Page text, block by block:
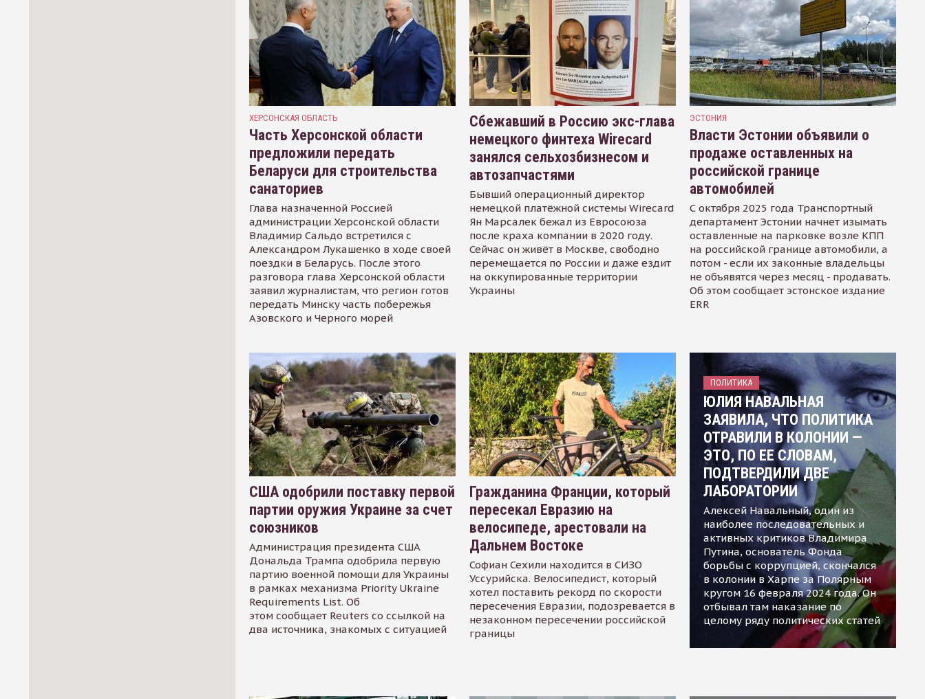
ХЕРСОНСКАЯ ОБЛАСТЬ
Часть Херсонской области
предложили передать
Беларуси для строительства
санаториев
Глава назначенной Россией
администрации Херсонской области
Владимир Сальдо встретился с
Александром Лукашенко в ходе своей
поездки в Беларусь. После этого
разговора глава Херсонской области
заявил журналистам, что регион готов
передать Минску часть побережья
Азовского и Черного морей
Сбежавший в Россию экс-глава
немецкого финтеха Wirecard
занялся сельхозбизнесом и
автозапчастями
Бывший операционный директор
немецкой платёжной системы Wirecard
Ян Марсалек бежал из Евросоюза
после краха компании в 2020 году.
Сейчас он живёт в Москве, свободно
перемещается по России и даже ездит
на оккупированные территории
Украины
ЭСТОНИЯ
Власти Эстонии объявили о
продаже оставленных на
российской границе
автомобилей
С октября 2025 года Транспортный
департамент Эстонии начнет изымать
оставленные на парковке возле КПП
на российской границе автомобили, а
потом - если их законные владельцы
не объявятся через месяц - продавать.
Об этом сообщает эстонское издание
ERR
США одобрили поставку первой
партии оружия Украине за счет
союзников
Администрация президента США
Дональда Трампа одобрила первую
партию военной помощи для Украины
в рамках механизма Priority Ukraine
Requirements List. Об
этом сообщает Reuters со ссылкой на
два источника, знакомых с ситуацией
Гражданина Франции, который
пересекал Евразию на
велосипеде, арестовали на
Дальнем Востоке
Софиан Сехили находится в СИЗО
Уссурийска. Велосипедист, который
хотел поставить рекорд по скорости
пересечения Евразии, подозревается в
незаконном пересечении российской
границы
ПОЛИТИКА
ЮЛИЯ НАВАЛЬНАЯ
ЗАЯВИЛА, ЧТО ПОЛИТИКА
ОТРАВИЛИ В КОЛОНИИ —
ЭТО, ПО ЕЕ СЛОВАМ,
ПОДТВЕРДИЛИ ДВЕ
ЛАБОРАТОРИИ
Алексей Навальный, один из
наиболее последовательных и
активных критиков Владимира
Путина, основатель Фонда
борьбы с коррупцией, скончался
в колонии в Харпе за Полярным
кругом 16 февраля 2024 года. Он
отбывал там наказание по
целому ряду политических статей